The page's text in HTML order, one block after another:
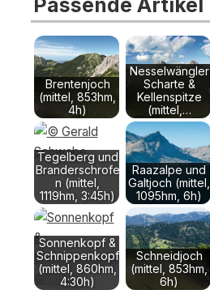
Passende Artikel
Brentenjoch
(mittel, 853hm,
4h)
Nesselwängler
Scharte &
Kellenspitze
(mittel,…
Tegelberg und
Branderschrofe
n (mittel,
1119hm, 3:45h)
Raazalpe und
Galtjoch (mittel,
1095hm, 6h)
Sonnenkopf &
Schnippenkopf
(mittel, 860hm,
4:30h)
Schneidjoch
(mittel, 853hm,
6h)